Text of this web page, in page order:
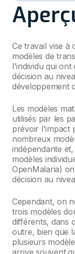
Ce travail vise à
modèles de
l'individu qui ont
décision au
développement
Les modèles
utilisés par les
prévoir l'impact
nombreux
indépendante
modèles
OpenMalaria)
décision au
Cependant, on
trois modèles
différents, dans
outre, bien que
plusieurs
arrive souvent